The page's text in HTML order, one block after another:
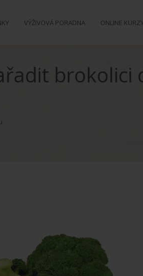
VÝŽIVOVÁ PORADNA ONLINE
brokolici